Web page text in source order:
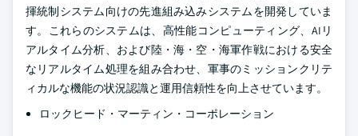
揮統制システム向けの先進組み込みシステムを開発していま
す。これらのシステムは、高性能コンピューティング、AIリ
アルタイム分析、および陸・海・空・海軍作戦における安全
なリアルタイム処理を組み合わせ、軍事のミッションクリテ
ィカルな機能の状況認識と運用信頼性を向上させています。
ロックヒード・マーティン・コーポレーション